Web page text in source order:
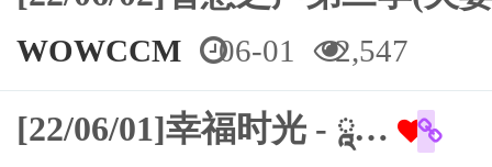
WOWCCM 06-01 2,547
[22/06/01]幸福时光 - ཱ…